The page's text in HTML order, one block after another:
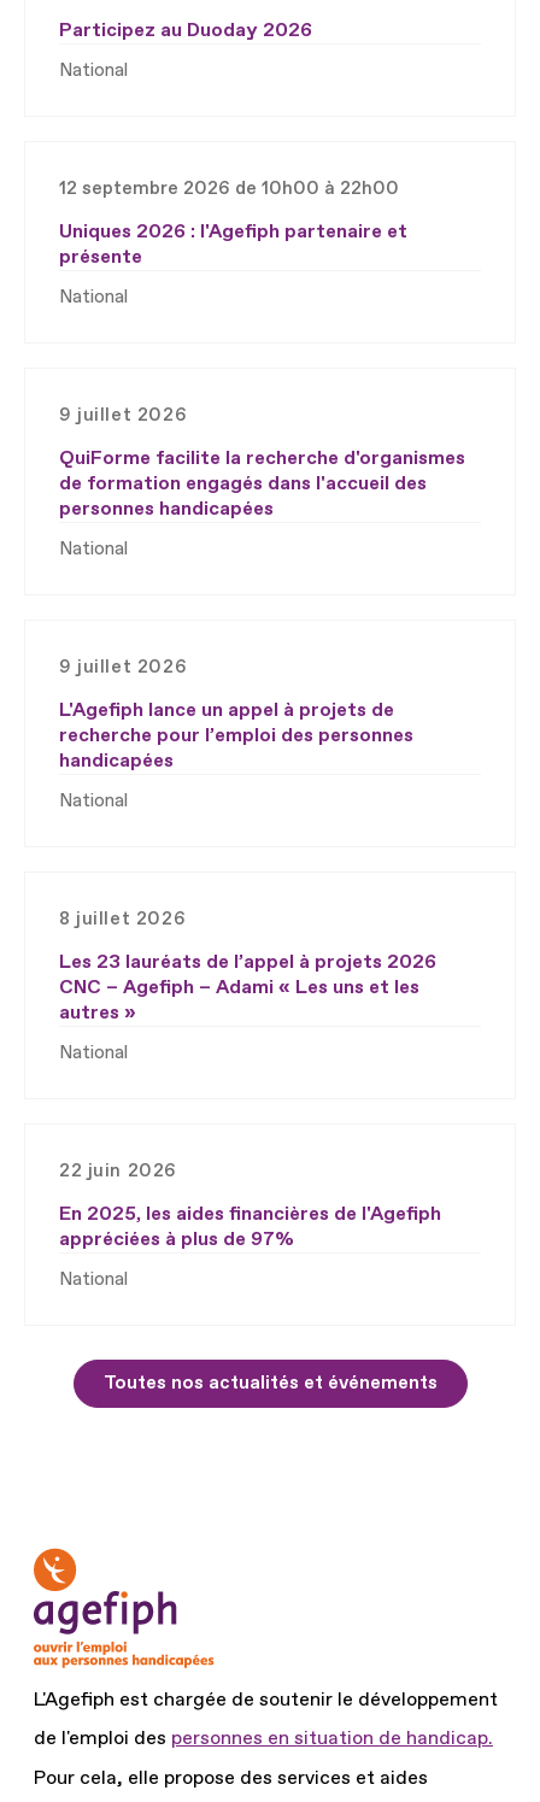
Participez au Duoday 2026
National
12 septembre 2026 de 10h00 à 22h00
Uniques 2026 : l'Agefiph partenaire et
présente
National
9 juillet 2026
QuiForme facilite la recherche d'organismes
de formation engagés dans l'accueil des
personnes handicapées
National
9 juillet 2026
L'Agefiph lance un appel à projets de
recherche pour l’emploi des personnes
handicapées
National
8 juillet 2026
Les 23 lauréats de l’appel à projets 2026
CNC – Agefiph – Adami « Les uns et les
autres »
National
22 juin 2026
En 2025, les aides financières de l'Agefiph
appréciées à plus de 97%
National
Toutes nos actualités et événements
L'Agefiph est chargée de soutenir le développement
de l'emploi des personnes en situation de handicap.
Pour cela, elle propose des services et aides